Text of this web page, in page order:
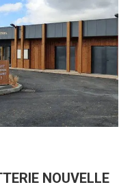
NOUVELLE